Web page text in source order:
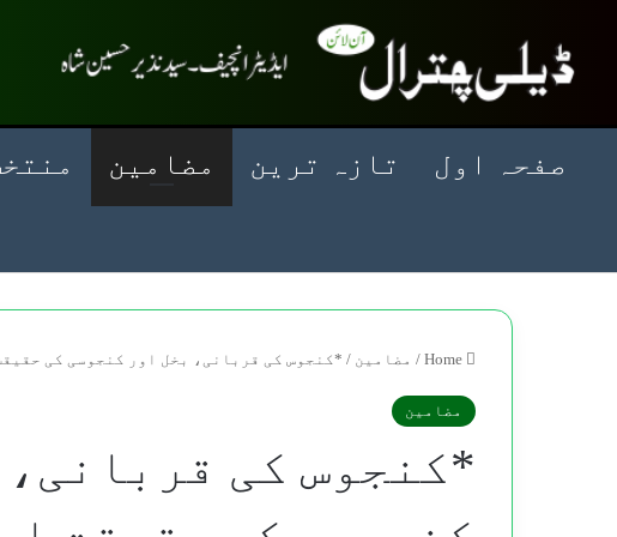
صفحہ اول تازہ ترین مضامین
/ مضامین / *کنجوس کی قربانی، بخل اور کنجوسی کی
مضامین
*کنجوس کی قربانی،